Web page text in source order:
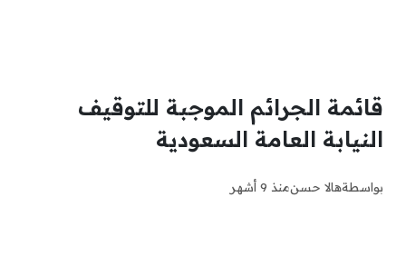
قائمة الجرائم الموجبة للتوقيف
النيابة العامة السعودية
بواسطةهالا حسنمنذ 9 أشهر